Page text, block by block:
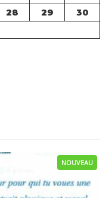
NOUVEAU
28 29
30